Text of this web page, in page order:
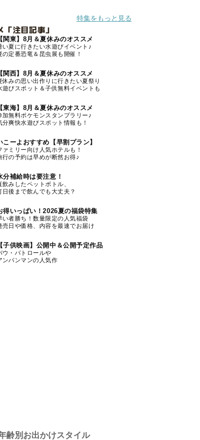
特集をもっと見る
注目記事」
【関東】8月＆夏休みのオススメ
い夏に行きたい水遊びイベント♪
の定番恐竜＆昆虫展も開催！
【関西】8月＆夏休みのオススメ
休みの思い出作りに行きたい夏祭り
遊びスポット＆子供無料イベントも
【東海】8月＆夏休みのオススメ
加無料ポケモンスタンプラリー♪
分爽快水遊びスポット情報も！
こーよおすすめ【早割プラン】
ァミリー向け人気ホテルも！
行の予約は早めが断然お得♪
分補給時は要注意！
飲みしたペットボトル、
日後まで飲んでも大丈夫？
得いっぱい！2026夏の福袋特集
い者勝ち！数量限定の人気福袋
売日や価格、内容を最速でお届け
【子供映画】公開中＆公開予定作品
ウ・パトロールや
ンパンマンの人気作
齢別お出かけスタイル